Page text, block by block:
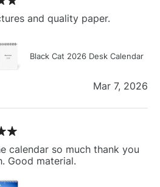
and quality paper.
Black Cat 2026 Desk Calendar
Mar 7, 2026
calendar so much thank you
Good material.